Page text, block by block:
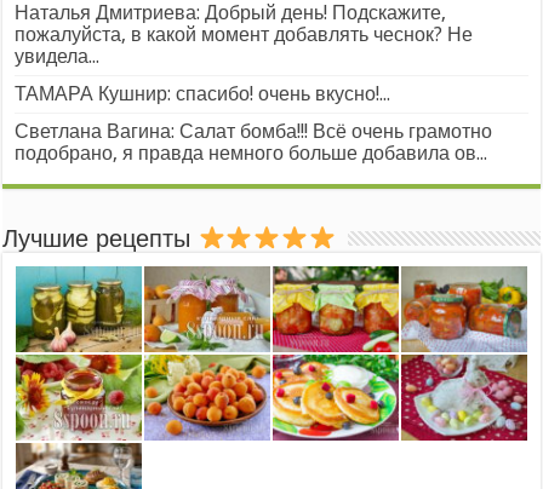
Наталья Дмитриева: Добрый день! Подскажите,
пожалуйста, в какой момент добавлять чеснок? Не
увидела...
ТАМАРА Кушнир: спасибо! очень вкусно!...
Светлана Вагина: Салат бомба!!! Всё очень грамотно
подобрано, я правда немного больше добавила ов...
Лучшие рецепты